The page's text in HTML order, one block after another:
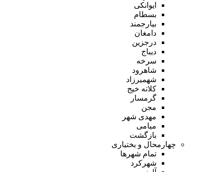
ایوانکی
بسطام
بیارجمند
دامغان
درجزین
دیباج
سرخه
شاهرود
شهمیرزاد
کلاته خیج
گرمسار
مجن
مهدی شهر
میامی
بازگشت
چهارمحال و بختیاری
تمام شهر‌ها
شهرکرد